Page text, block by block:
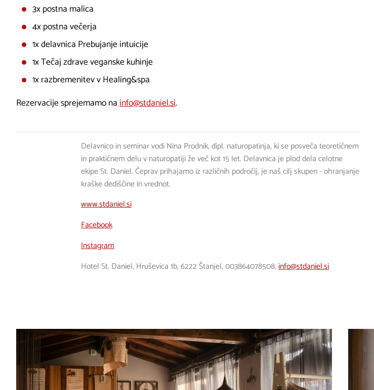
3x postna malica
4x postna večerja
1x delavnica Prebujanje intuicije
1x Tečaj zdrave veganske kuhinje
1x razbremenitev v Healing&spa
Rezervacije sprejemamo nainfo@stdaniel.si.
Delavnico in seminar vodi Nina Prodnik, dipl. naturopatinja, ki se posveča teoretičnem
in praktičnem delu v naturopatiji že več kot 15 let. Delavnica je plod dela celotne
ekipe St. Daniel. Čeprav prihajamo iz različnih področij, je naš cilj skupen - ohranjanje
kraške dediščine in vrednot.
www.stdaniel.si
Facebook
Instagram
Hotel St. Daniel, Hruševica 1b, 6222 Štanjel, 003864078508,info@stdaniel.si